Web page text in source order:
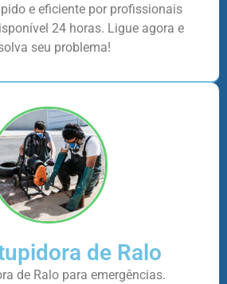
e eficiente por profissionais
24 horas. Ligue agora e
seu problema!
de Ralo
de Ralo para emergências.